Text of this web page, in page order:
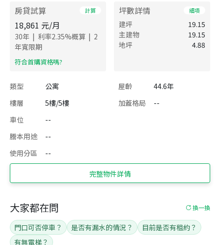
房貸試算 計算
18,861 元/月
30年 | 利率2.35%概算 | 2
年寬限期
​符合首購資格嗎?
坪數詳情 細項
建坪
19.15
主建物
19.15
地坪
4.88
類型 公寓 屋齡
44.6年
樓層
5樓/5樓 加蓋格局
--
車位
--
謄本用途
--
使用分區
--
完整物件詳情
大家都在問 換一換
門口可否停車？ 是否有漏水的情況？
目前是否有租約？
有無電梯？